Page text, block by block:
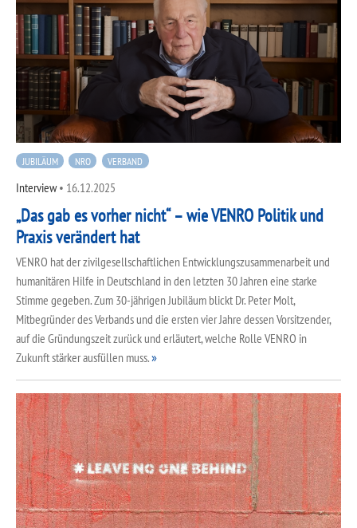
JUBILÄUM NRO VERBAND
Interview• 16.12.2025
„Das gab es vorher nicht“ – wie VENRO Politik und
Praxis verändert hat
VENRO hat der zivilgesellschaftlichen Entwicklungszusammenarbeit und
humanitären Hilfe in Deutschland in den letzten 30 Jahren eine starke
Stimme gegeben. Zum 30-jährigen Jubiläum blickt Dr. Peter Molt,
Mitbegründer des Verbands und die ersten vier Jahre dessen Vorsitzender,
auf die Gründungszeit zurück und erläutert, welche Rolle VENRO in
Zukunft stärker ausfüllen muss.